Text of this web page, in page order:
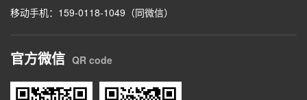
移动手机：159-0118-1049（同微信）
官方微信 QR code